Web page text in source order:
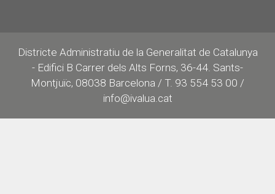
Districte Administratiu de la Generalitat de Catalunya
- Edifici B Carrer dels Alts Forns, 36-44. Sants-
Montjuïc, 08038 Barcelona / T. 93 554 53 00 /
info@ivalua.cat